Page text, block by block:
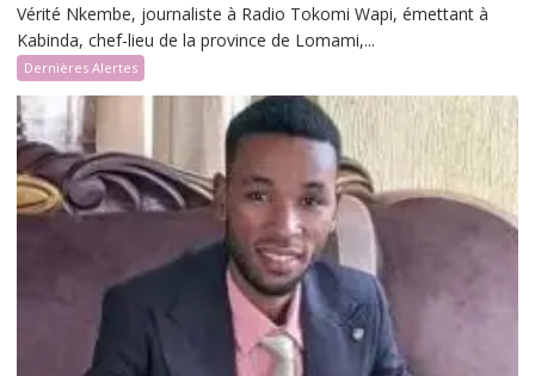
Vérité Nkembe, journaliste à Radio Tokomi Wapi, émettant à
Kabinda, chef-lieu de la province de Lomami,...
Dernières Alertes